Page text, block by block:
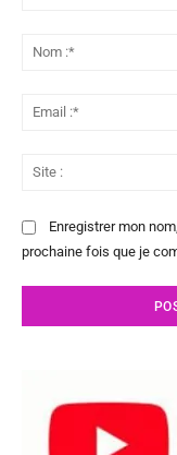
Enregistrer mon
prochaine fois que je